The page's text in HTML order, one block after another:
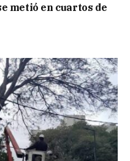
metió en cuartos de